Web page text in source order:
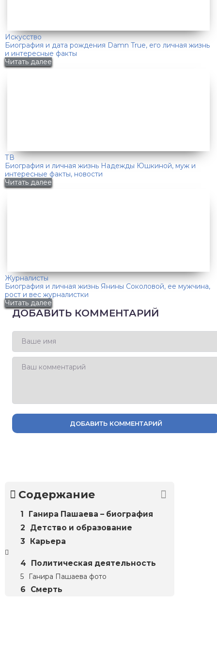
Искусство
Биография и дата рождения Damn True, его личная жизнь
и интересные факты
Читать далее
ТВ
Биография и личная жизнь Надежды Юшкиной, муж и
интересные факты, новости
Читать далее
Журналисты
Биография и личная жизнь Янины Соколовой, ее мужчина,
рост и вес журналистки
Читать далее
ДОБАВИТЬ КОММЕНТАРИЙ
ДОБАВИТЬ КОММЕНТАРИЙ
Содержание
Ганира Пашаева – биография
Детство и образование
Карьера
Политическая деятельность
Ганира Пашаева фото
Смерть